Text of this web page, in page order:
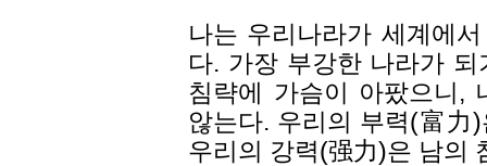
나는 우리나라가 세계에
다. 가장 부강한 나라가
침략에 가슴이 아팠으니,
않는다. 우리의 부력(富力
우리의 강력(强力)은 남의